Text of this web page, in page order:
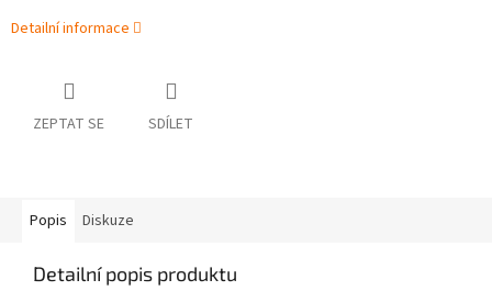
Detailní informace
ZEPTAT SE SDÍLET
Popis Diskuze
Detailní popis produktu